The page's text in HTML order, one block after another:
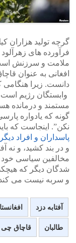
گرچه تولید هزاران
فرآورده های
ملامت و سرزنش است،
افغانی به عنوان
دانست. زیرا هنگامی
وابستگان رژیم است،
مستمند و درمانده
گونه که یادواره
نکن”. اینجاست که
پاسداران و افراد
و در بند کشید، و نه
مخالفین سیاسی خود
شدگان دیگر که
و سربه نیست می
آفتابه دزد
طالبان قاچاق چی